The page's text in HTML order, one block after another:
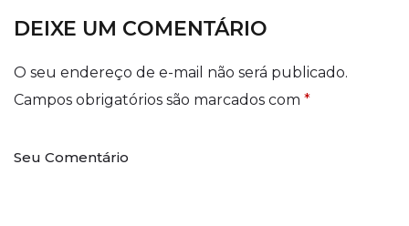
DEIXE UM COMENTÁRIO
O seu endereço de e-mail não será publicado.
Campos obrigatórios são marcados com *